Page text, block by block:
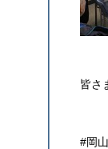
皆さ
#岡